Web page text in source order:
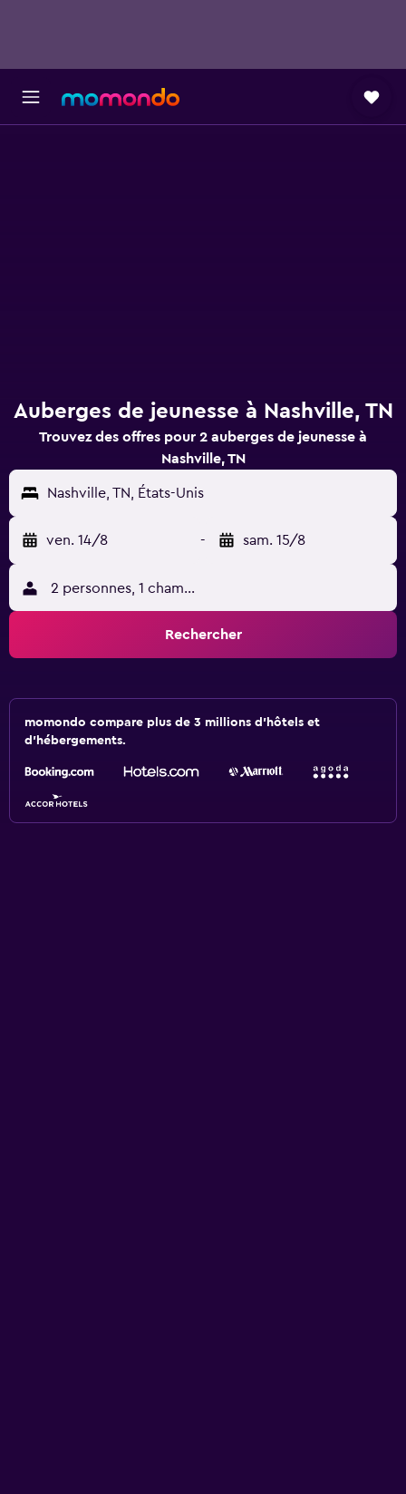
Auberges de jeunesse à Nashville, TN
Trouvez des offres pour 2 auberges de jeunesse à
Nashville, TN
Nashville, TN, États-Unis
ven. 14/8 - sam. 15/8
2 personnes, 1 chambre
Rechercher
momondo compare plus de 3 millions d'hôtels et
d'hébergements.